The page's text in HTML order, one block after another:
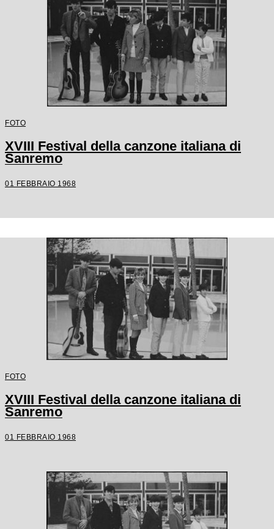
FOTO
XVIII Festival della canzone italiana di
Sanremo
01 FEBBRAIO 1968
FOTO
XVIII Festival della canzone italiana di
Sanremo
01 FEBBRAIO 1968